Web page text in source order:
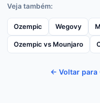
Veja também:
Ozempic Wegovy
Ozempic vs Mounjaro
← Voltar para